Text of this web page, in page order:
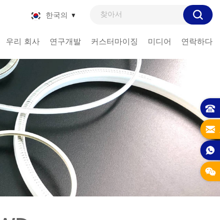
한국의
우리 회사 연구개발 커스터마이징 미디어 연락하다